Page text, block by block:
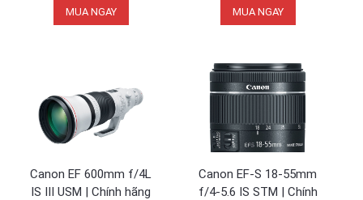
MUA NGAY MUA NGAY
Canon EF 600mm f/4L
IS III USM | Chính hãng
Canon EF-S 18-55mm
f/4-5.6 IS STM | Chính